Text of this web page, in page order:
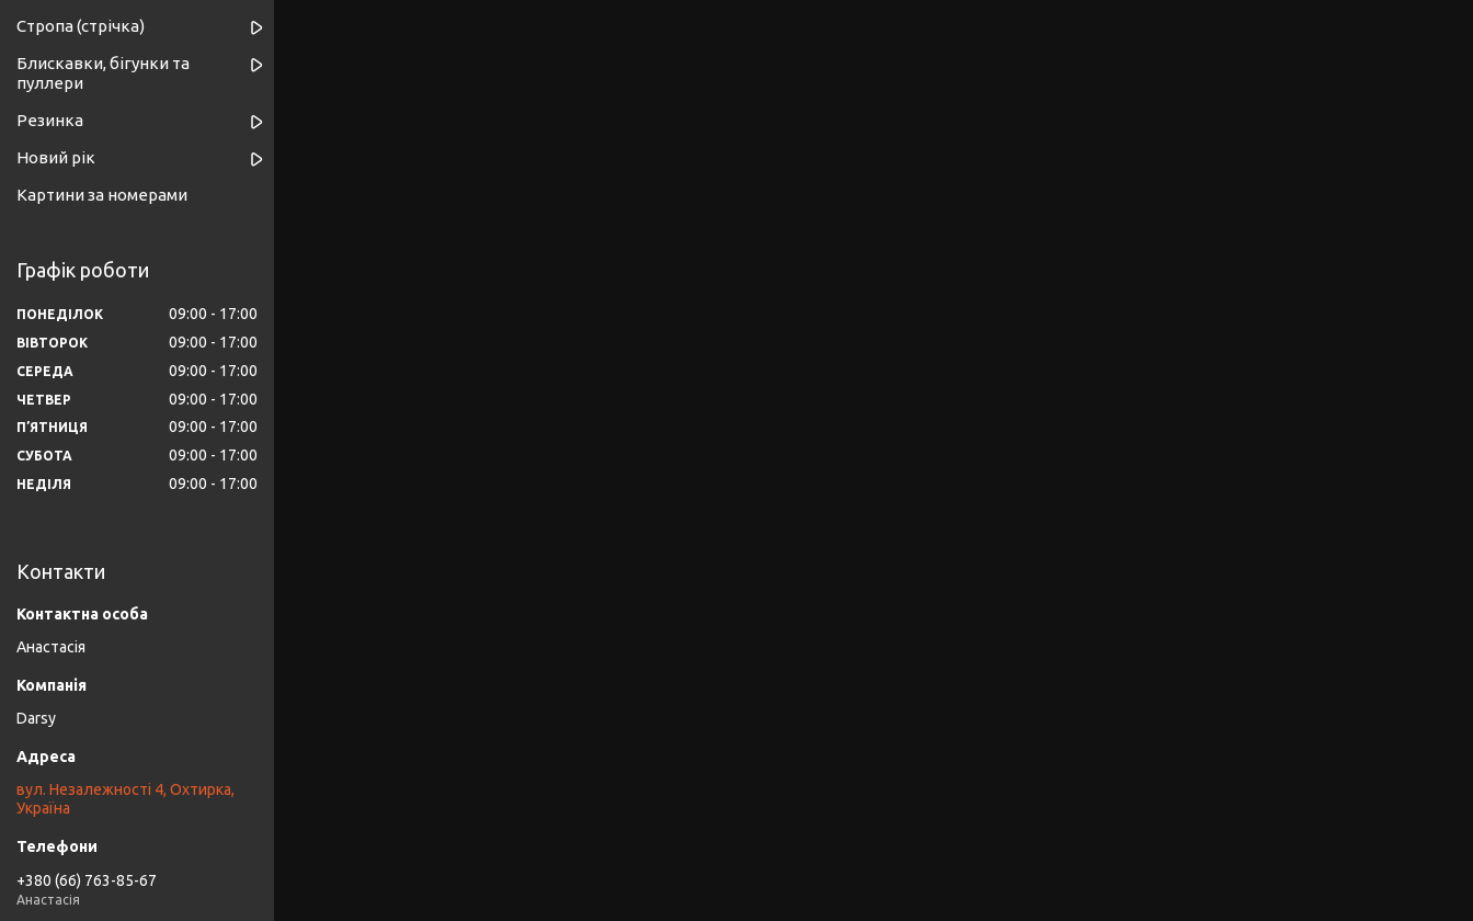
Стропа (стрічка)
Блискавки, бігунки та
пуллери
Резинка
Новий рік
Картини за номерами
Графік роботи
ПОНЕДІЛОК 09:00 17:00
ВІВТОРОК 09:00 17:00
СЕРЕДА 09:00 17:00
ЧЕТВЕР 09:00 17:00
ПʼЯТНИЦЯ 09:00 17:00
СУБОТА 09:00 17:00
НЕДІЛЯ 09:00 17:00
Контакти
Анастасія
Darsy
вул. Незалежності 4, Охтирка,
Україна
+380 (66) 763-85-67
Анастасія